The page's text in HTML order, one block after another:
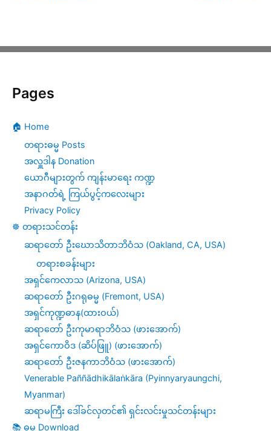
Pages
🏠 Home
တရားဓမ္မ Posts
အလှူဒါန Donation
ယောဂီများတွက် ကျန်းမာရေး ကဏ္ဍ
အနာဂတ်ရဲ့ ကြယ်ပွင့်ကလေးများ
Privacy Policy
☸️ တရားသင်တန်း
ဆရာတော် ဦးဃောသိတာဘိဝံသ (Oakland, CA, USA)
တရားစခန်းများ
အရှင်ကေလာသ (Arizona, USA)
ဆရာတော် ဦးဂရုဓမ္မ (Fremont, USA)
အရှင်ကုဏ္ဍဓာန(ထားဝယ်)
ဆရာတော် ဦးကုမာရာဘိဝံသ (ဖားအောက်)
အရှင်ကောဝိဒ (ဆိပ်ဖြူ) (ဖားအောက်)
ဆရာတော် ဦးဇနကာဘိဝံသ (ဖားအောက်)
Venerable Paññādhikālaṅkāra (Pyinnyaryaungchi,
Myanmar)
ဆရာမကြီး ဒေါ်ခင်လှတင်၏ ရှင်းလင်းမှုသင်တန်းများ
📚 ဓမ္ဓ Download